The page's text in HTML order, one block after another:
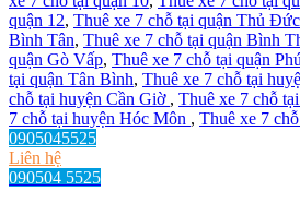
quận 12, Thuê xe 7 chỗ tại quận Thủ Đức
Bình Tân, Thuê xe 7 chỗ tại quận Bình
quận Gò Vấp, Thuê xe 7 chỗ tại quận
tại quận Tân Bình, Thuê xe 7 chỗ tại
chỗ tại huyện Cần Giờ , Thuê xe 7 chỗ
7 chỗ tại huyện Hóc Môn , Thuê xe 7
0905045525
Liên hệ
090504 5525